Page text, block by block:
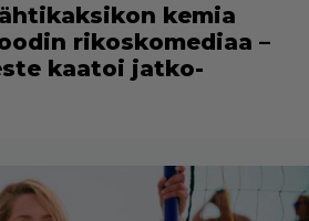
kemia
rikoskomediaa –
kaatoi jatko-